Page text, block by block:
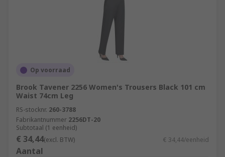
Op voorraad
Brook Tavener 2256 Women's Trousers Black 101 cm
Waist 74cm Leg
RS-stocknr. 260-3788
Fabrikantnummer 2256DT-20
Subtotaal (1 eenheid)
€ 34,44(excl. BTW) € 34,44/eenheid
Aantal